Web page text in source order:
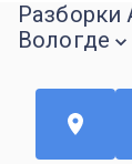
Разборки
Вологде